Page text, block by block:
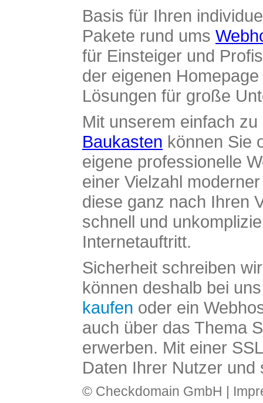
Basis für Ihren
Pakete rund ums
für Einsteiger und
der eigenen
Lösungen für große
Mit unserem einfach
Baukasten können Sie
eigene professionelle
einer Vielzahl
diese ganz nach Ihren
schnell und
Internetauftritt.
Sicherheit schreiben
können deshalb bei
kaufen oder ein
auch über das Thema
erwerben. Mit einer
Daten Ihrer Nutzer und
© Checkdomain GmbH |